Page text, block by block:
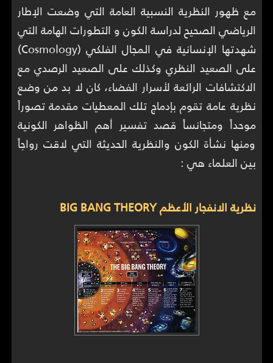
مع ظهور النظرية النسبية العامة التي وضعت الإطار
الرياضي الصحيح لدراسة الكون و التطورات الهامة التي
شهدتها الإنسانية في المجال الفلكي (Cosmology)
على الصعيد النظري وكذلك على الصعيد الرصدي مع
الاكتشافات الرائعة لأسرار الفضاء، كان لا بد من وضع
نظرية عامة تقوم بإدماج تلك المعطيات مقدمة تصوراً
موحداً ومتجانساً قصد تفسير أهم الظواهر الكونية
ومنها نشأة الكون والنظرية الحديثة التي لاقت رواجاً
بين العلماء هي :
نظرية الانفجار الأعظم BIG BANG THEORY